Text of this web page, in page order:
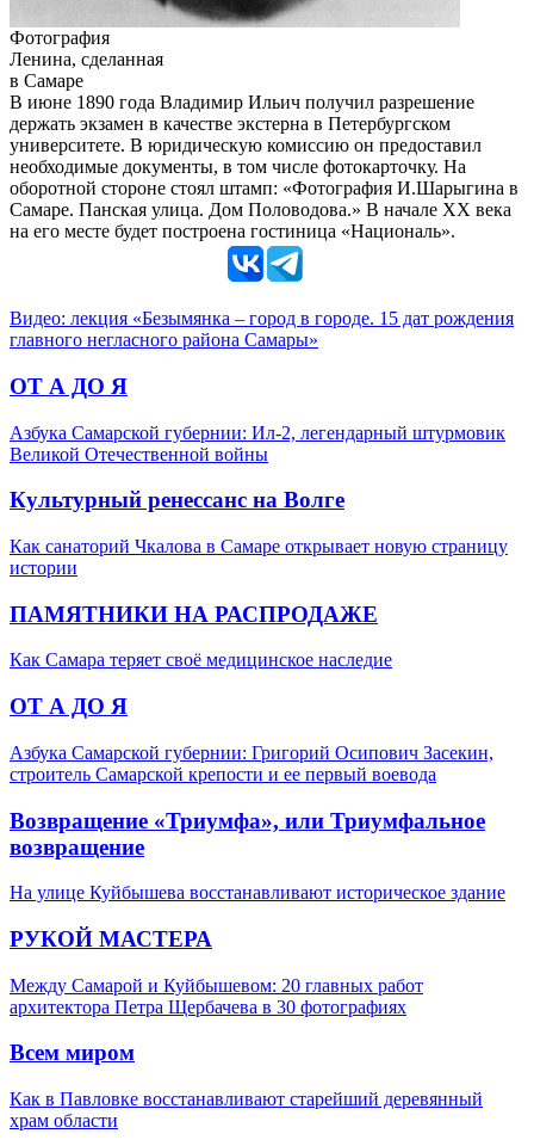
Фотография
Ленина, сделанная
в Самаре
В июне 1890 года Владимир Ильич получил разрешение
держать экзамен в качестве экстерна в Петербургском
университете. В юридическую комиссию он предоставил
необходимые документы, в том числе фотокарточку. На
оборотной стороне стоял штамп: «Фотография И.Шарыгина в
Самаре. Панская улица. Дом Половодова.» В начале XX века
на его месте будет построена гостиница «Националь».
Видео: лекция «Безымянка – город в городе. 15 дат рождения
главного негласного района Самары»
ОТ А ДО Я
Азбука Самарской губернии: Ил-2, легендарный штурмовик
Великой Отечественной войны
Культурный ренессанс на Волге
Как санаторий Чкалова в Самаре открывает новую страницу
истории
ПАМЯТНИКИ НА РАСПРОДАЖЕ
Как Самара теряет своё медицинское наследие
ОТ А ДО Я
Азбука Самарской губернии: Григорий Осипович Засекин,
строитель Самарской крепости и ее первый воевода
Возвращение «Триумфа», или Триумфальное
возвращение
На улице Куйбышева восстанавливают историческое здание
РУКОЙ МАСТЕРА
Между Самарой и Куйбышевом: 20 главных работ
архитектора Петра Щербачева в 30 фотографиях
Всем миром
Как в Павловке восстанавливают старейший деревянный
храм области